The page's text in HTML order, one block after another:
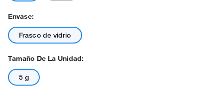
Envase:
Frasco de vidrio
Tamaño De La Unidad:
5 g